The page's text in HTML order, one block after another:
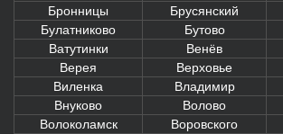
Бронницы
Брусянский
Булатниково
Бутово
Ватутинки
Венёв
Верея
Верховье
Виленка
Владимир
Внуково
Волово
Волоколамск
Воровского